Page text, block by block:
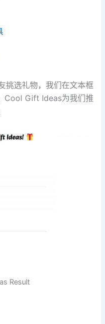
挑选礼物，我们在文本框
Cool Gift Ideas为我们推
Result